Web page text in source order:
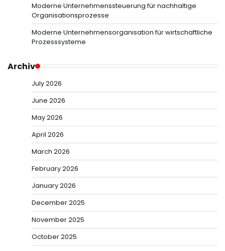
Moderne Unternehmenssteuerung für nachhaltige
Organisationsprozesse
Moderne Unternehmensorganisation für wirtschaftliche
Prozesssysteme
Archiv
July 2026
June 2026
May 2026
April 2026
March 2026
February 2026
January 2026
December 2025
November 2025
October 2025